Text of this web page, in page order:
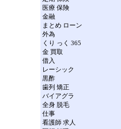
医療 保険
金融
まとめ ローン
外為
くり っく 365
金 買取
借入
レーシック
黒酢
歯列 矯正
バイアグラ
全身 脱毛
仕事
看護師 求人